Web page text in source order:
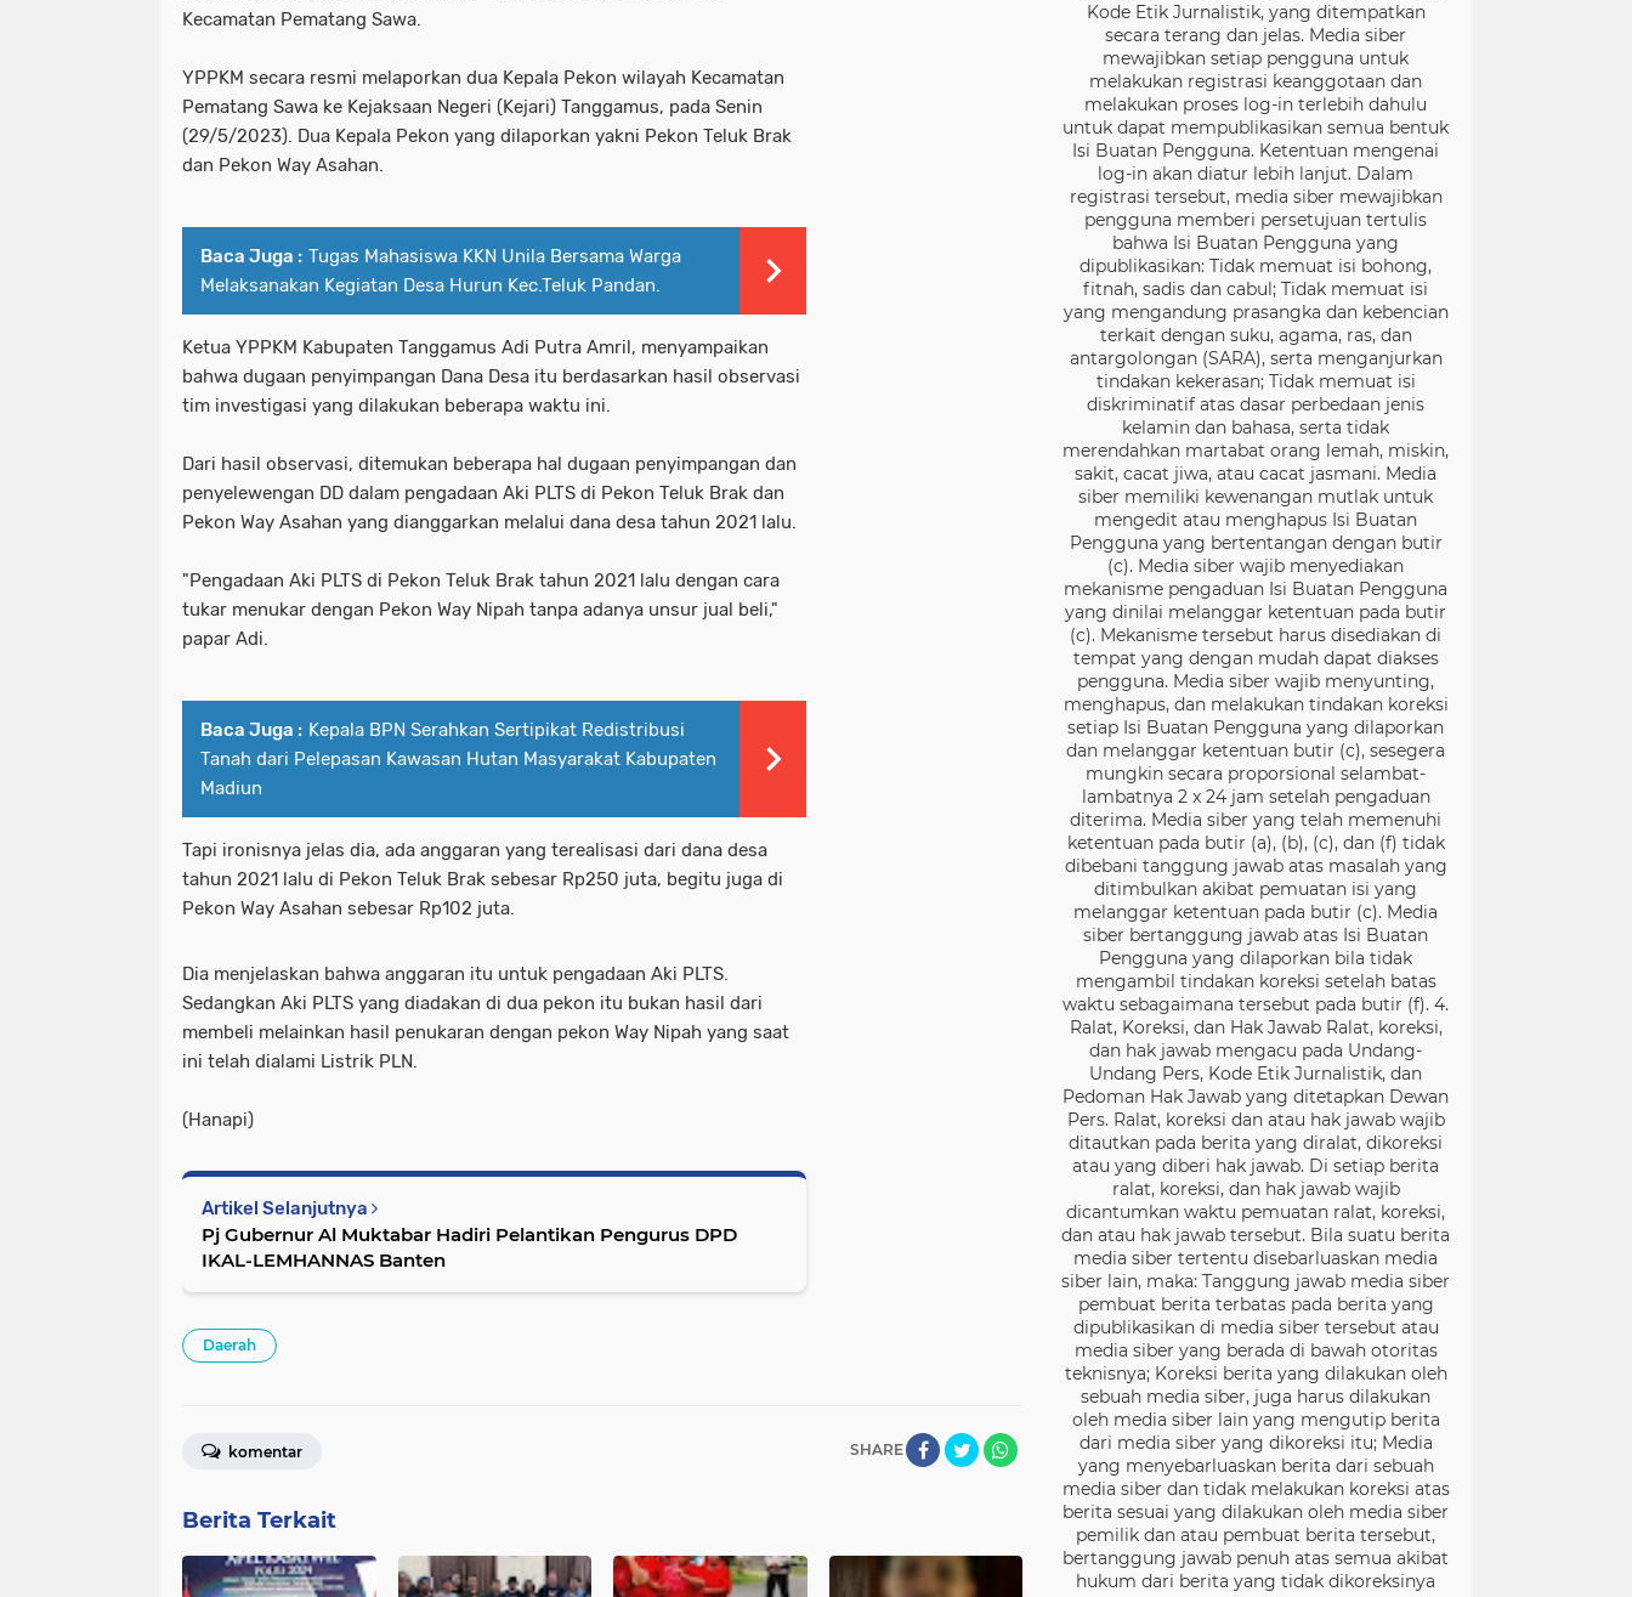
Kecamatan Pematang Sawa.
YPPKM secara resmi melaporkan dua Kepala Pekon wilayah Kecamatan
Pematang Sawa ke Kejaksaan Negeri (Kejari) Tanggamus, pada Senin
(29/5/2023). Dua Kepala Pekon yang dilaporkan yakni Pekon Teluk Brak
dan Pekon Way Asahan.
Baca Juga : Tugas Mahasiswa KKN Unila Bersama Warga
Melaksanakan Kegiatan Desa Hurun Kec.Teluk Pandan.
Ketua YPPKM Kabupaten Tanggamus Adi Putra Amril, menyampaikan
bahwa dugaan penyimpangan Dana Desa itu berdasarkan hasil observasi
tim investigasi yang dilakukan beberapa waktu ini.
Dari hasil observasi, ditemukan beberapa hal dugaan penyimpangan dan
penyelewengan DD dalam pengadaan Aki PLTS di Pekon Teluk Brak dan
Pekon Way Asahan yang dianggarkan melalui dana desa tahun 2021 lalu.
"Pengadaan Aki PLTS di Pekon Teluk Brak tahun 2021 lalu dengan cara
tukar menukar dengan Pekon Way Nipah tanpa adanya unsur jual beli,"
papar Adi.
Baca Juga : Kepala BPN Serahkan Sertipikat Redistribusi
Tanah dari Pelepasan Kawasan Hutan Masyarakat Kabupaten
Madiun
Tapi ironisnya jelas dia, ada anggaran yang terealisasi dari dana desa
tahun 2021 lalu di Pekon Teluk Brak sebesar Rp250 juta, begitu juga di
Pekon Way Asahan sebesar Rp102 juta.
Dia menjelaskan bahwa anggaran itu untuk pengadaan Aki PLTS.
Sedangkan Aki PLTS yang diadakan di dua pekon itu bukan hasil dari
membeli melainkan hasil penukaran dengan pekon Way Nipah yang saat
ini telah dialami Listrik PLN.
(Hanapi)
Artikel Selanjutnya
Pj Gubernur Al Muktabar Hadiri Pelantikan Pengurus DPD
IKAL-LEMHANNAS Banten
Daerah
SHARE
komentar
Berita Terkait
Kode Etik Jurnalistik, yang ditempatkan
secara terang dan jelas. Media siber
mewajibkan setiap pengguna untuk
melakukan registrasi keanggotaan dan
melakukan proses log-in terlebih dahulu
untuk dapat mempublikasikan semua bentuk
Isi Buatan Pengguna. Ketentuan mengenai
log-in akan diatur lebih lanjut. Dalam
registrasi tersebut, media siber mewajibkan
pengguna memberi persetujuan tertulis
bahwa Isi Buatan Pengguna yang
dipublikasikan: Tidak memuat isi bohong,
fitnah, sadis dan cabul; Tidak memuat isi
yang mengandung prasangka dan kebencian
terkait dengan suku, agama, ras, dan
antargolongan (SARA), serta menganjurkan
tindakan kekerasan; Tidak memuat isi
diskriminatif atas dasar perbedaan jenis
kelamin dan bahasa, serta tidak
merendahkan martabat orang lemah, miskin,
sakit, cacat jiwa, atau cacat jasmani. Media
siber memiliki kewenangan mutlak untuk
mengedit atau menghapus Isi Buatan
Pengguna yang bertentangan dengan butir
(c). Media siber wajib menyediakan
mekanisme pengaduan Isi Buatan Pengguna
yang dinilai melanggar ketentuan pada butir
(c). Mekanisme tersebut harus disediakan di
tempat yang dengan mudah dapat diakses
pengguna. Media siber wajib menyunting,
menghapus, dan melakukan tindakan koreksi
setiap Isi Buatan Pengguna yang dilaporkan
dan melanggar ketentuan butir (c), sesegera
mungkin secara proporsional selambat-
lambatnya 2 x 24 jam setelah pengaduan
diterima. Media siber yang telah memenuhi
ketentuan pada butir (a), (b), (c), dan (f) tidak
dibebani tanggung jawab atas masalah yang
ditimbulkan akibat pemuatan isi yang
melanggar ketentuan pada butir (c). Media
siber bertanggung jawab atas Isi Buatan
Pengguna yang dilaporkan bila tidak
mengambil tindakan koreksi setelah batas
waktu sebagaimana tersebut pada butir (f). 4.
Ralat, Koreksi, dan Hak Jawab Ralat, koreksi,
dan hak jawab mengacu pada Undang-
Undang Pers, Kode Etik Jurnalistik, dan
Pedoman Hak Jawab yang ditetapkan Dewan
Pers. Ralat, koreksi dan atau hak jawab wajib
ditautkan pada berita yang diralat, dikoreksi
atau yang diberi hak jawab. Di setiap berita
ralat, koreksi, dan hak jawab wajib
dicantumkan waktu pemuatan ralat, koreksi,
dan atau hak jawab tersebut. Bila suatu berita
media siber tertentu disebarluaskan media
siber lain, maka: Tanggung jawab media siber
pembuat berita terbatas pada berita yang
dipublikasikan di media siber tersebut atau
media siber yang berada di bawah otoritas
teknisnya; Koreksi berita yang dilakukan oleh
sebuah media siber, juga harus dilakukan
oleh media siber lain yang mengutip berita
dari media siber yang dikoreksi itu; Media
yang menyebarluaskan berita dari sebuah
media siber dan tidak melakukan koreksi atas
berita sesuai yang dilakukan oleh media siber
pemilik dan atau pembuat berita tersebut,
bertanggung jawab penuh atas semua akibat
hukum dari berita yang tidak dikoreksinya